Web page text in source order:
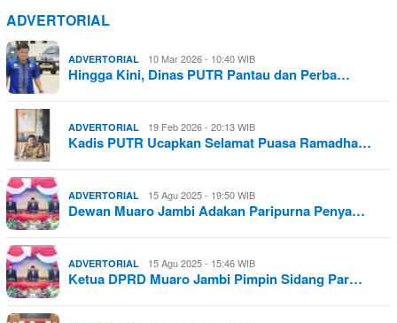
ADVERTORIAL
ADVERTORIAL 10 Mar 2026 - 10:40 WIB
Hingga Kini, Dinas PUTR Pantau dan Perba…
ADVERTORIAL 19 Feb 2026 - 20:13 WIB
Kadis PUTR Ucapkan Selamat Puasa Ramadha…
ADVERTORIAL 15 Agu 2025 - 19:50 WIB
Dewan Muaro Jambi Adakan Paripurna Penya…
ADVERTORIAL 15 Agu 2025 - 15:46 WIB
Ketua DPRD Muaro Jambi Pimpin Sidang Par…